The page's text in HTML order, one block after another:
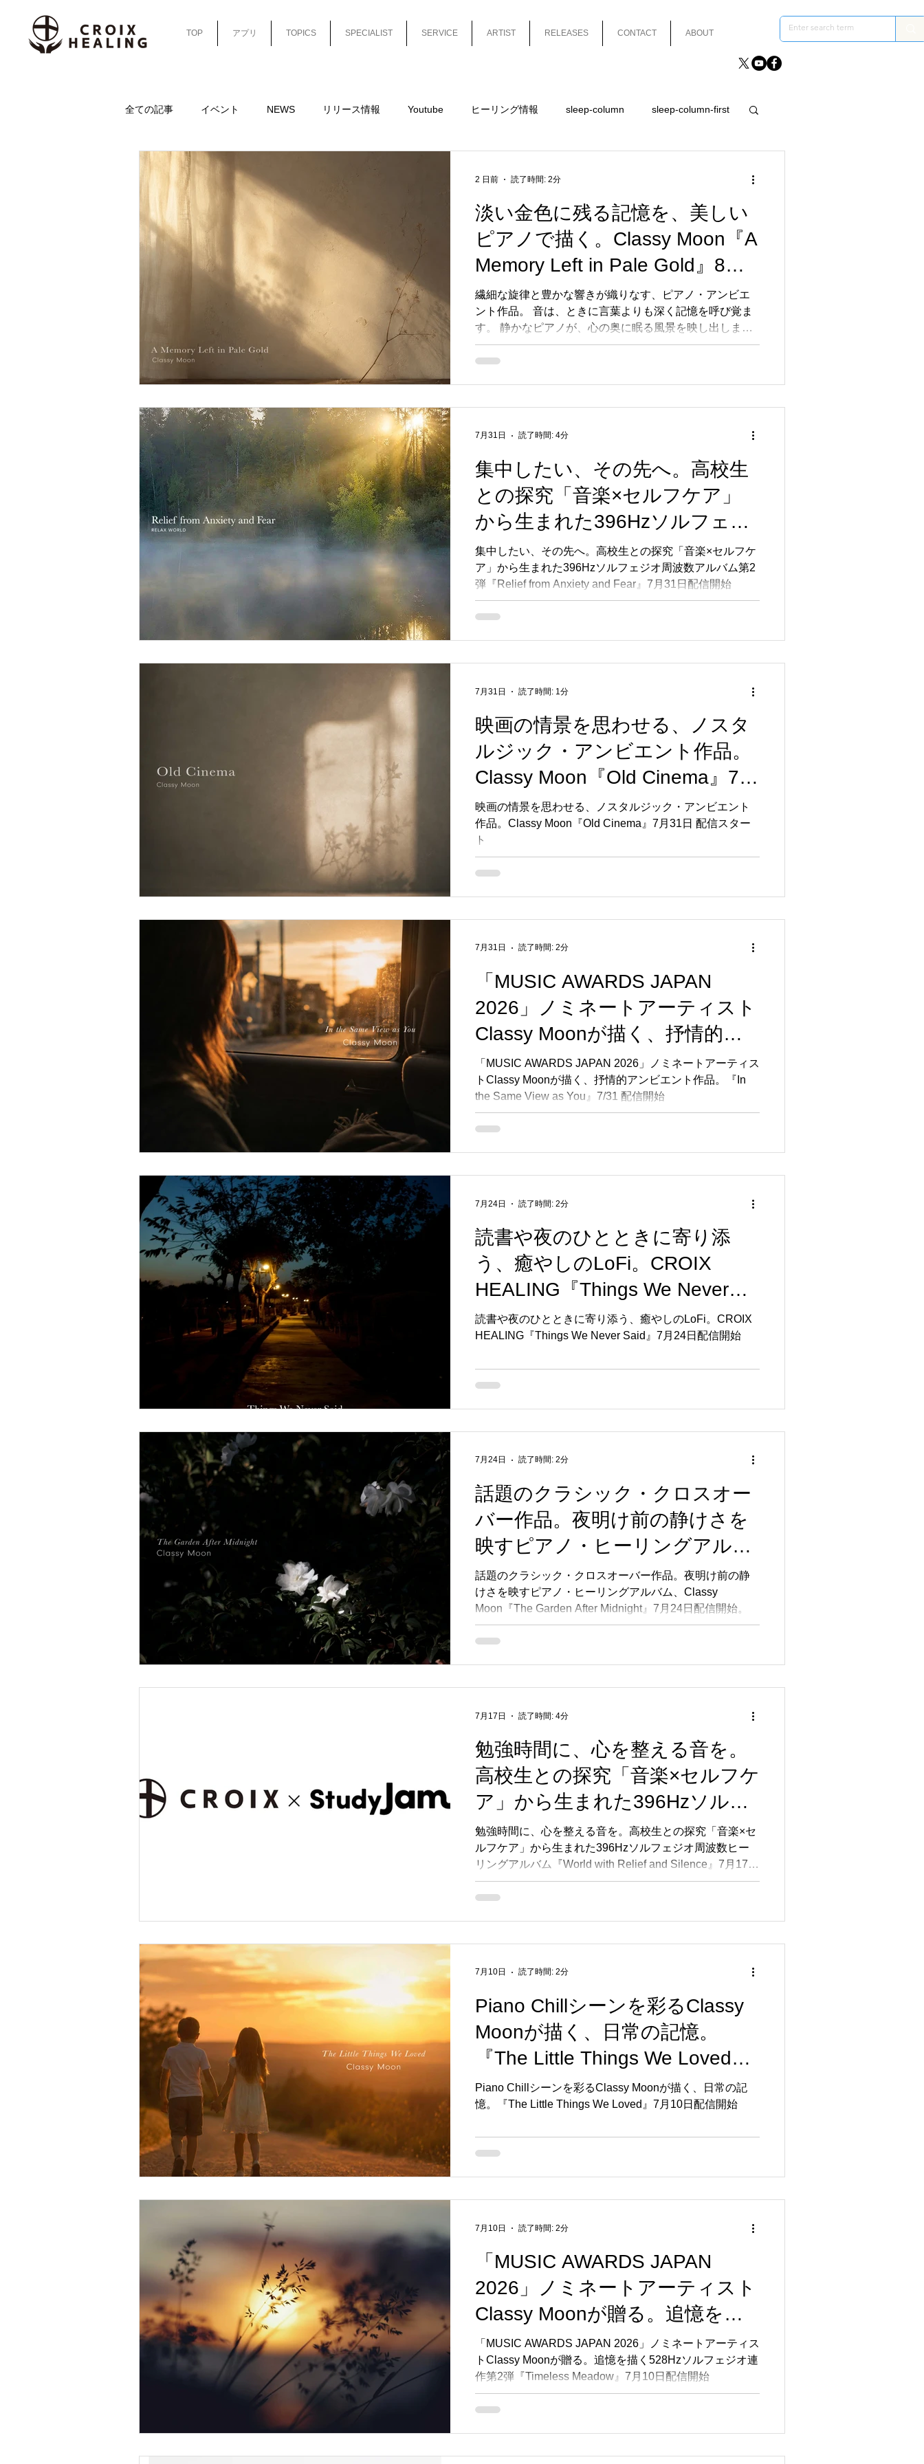
TOP アプリ TOPICS SPECIALIST SERVICE ARTIST RELEASES CONTACT ABOUT
全ての記事 イベント NEWS リリース情報 Youtube ヒーリング情報 sleep-column sleep-column-first
sleep-column-cafe
淡い金色に残る記憶を、美しい
ピアノで描く。Classy Moon『A
Memory Left in Pale Gold』8月7
日配信開始
繊細な旋律と豊かな響きが織りなす、ピアノ・アンビエ
ント作品。 音は、ときに言葉よりも深く記憶を呼び覚ま
す。 静かなピアノが、心の奥に眠る風景を映し出しま
す。 ウェルビーイング・テクノロジー事業を行う株式会
社クロア（本社：東京都目黒区、代表取締役社⻑：戸部
アルバム『A Memory Left in Pale Gold』の配信が2026年
各配信サイトで開始されました。 Classy Moon / A
Memory Left in Pale Gold 淡い金色の光に包まれながら、
遠い記憶の輪郭を静かに辿るピアノヒーリング。 言葉に
ならず心に残った想い、過ぎ去った季節の温度、少しず
と切なさをやわらかく浮かび上がらせます。 美しいピア
を描き、一曲ごとの終わり
2 日前 読了時間: 2分
集中したい、その先へ。高校生
との探究「音楽×セルフケア」
から生まれた396Hzソルフェジ
オ周波数アルバム第2弾『Relief
from Anxiety and Fear』7月31日
配信開始
集中したい、その先へ。高校生との探究「音楽×セルフケ
ア」から生まれた396Hzソルフェジオ周波数アルバム第2
弾『Relief from Anxiety and Fear』7月31日配信開始
7月31日 読了時間: 4分
映画の情景を思わせる、ノスタ
ルジック・アンビエント作品。
Classy Moon『Old Cinema』7月
31日 配信スタート
映画の情景を思わせる、ノスタルジック・アンビエント
作品。Classy Moon『Old Cinema』7月31日 配信スター
ト
7月31日 読了時間: 1分
「MUSIC AWARDS JAPAN
2026」ノミネートアーティスト
Classy Moonが描く、抒情的ア
ンビエント作品。『In the Same
View as You』7/31 配信開始
「MUSIC AWARDS JAPAN 2026」ノミネートアーティス
トClassy Moonが描く、抒情的アンビエント作品。『In
the Same View as You』7/31 配信開始
7月31日 読了時間: 2分
読書や夜のひとときに寄り添
う、癒やしのLoFi。CROIX
HEALING『Things We Never
Said』7月24日配信開始
読書や夜のひとときに寄り添う、癒やしのLoFi。CROIX
HEALING『Things We Never Said』7月24日配信開始
7月24日 読了時間: 2分
話題のクラシック・クロスオー
バー作品。夜明け前の静けさを
映すピアノ・ヒーリングアルバ
ム、Classy Moon『The Garden
After Midnight』7月24日配信開
始。
話題のクラシック・クロスオーバー作品。夜明け前の静
けさを映すピアノ・ヒーリングアルバム、Classy
Moon『The Garden After Midnight』7月24日配信開始。
7月24日 読了時間: 2分
勉強時間に、心を整える音を。
高校生との探究「音楽×セルフケ
ア」から生まれた396Hzソルフ
ェジオ周波数ヒーリングアルバ
ム『World with Relief and
Silence』7月17日配信開始
勉強時間に、心を整える音を。高校生との探究「音楽×セ
ルフケア」から生まれた396Hzソルフェジオ周波数ヒー
リングアルバム『World with Relief and Silence』7月17日
配信開始
7月17日 読了時間: 4分
Piano Chillシーンを彩るClassy
Moonが描く、日常の記憶。
『The Little Things We Loved』
7月10日配信開始
Piano Chillシーンを彩るClassy Moonが描く、日常の記
憶。『The Little Things We Loved』7月10日配信開始
7月10日 読了時間: 2分
「MUSIC AWARDS JAPAN
2026」ノミネートアーティスト
Classy Moonが贈る。追憶を描
く528Hzソルフェジオ連作第2弾
『Timeless Meadow』7月10日配
信開始
「MUSIC AWARDS JAPAN 2026」ノミネートアーティス
トClassy Moonが贈る。追憶を描く528Hzソルフェジオ連
作第2弾『Timeless Meadow』7月10日配信開始
7月10日 読了時間: 2分